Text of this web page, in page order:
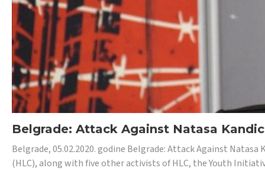
Belgrade: Attack Against Natasa
Belgrade, 05.02.2020. godine Belgrade: Attack Against
(HLC), along with five other activists of HLC, the Youth